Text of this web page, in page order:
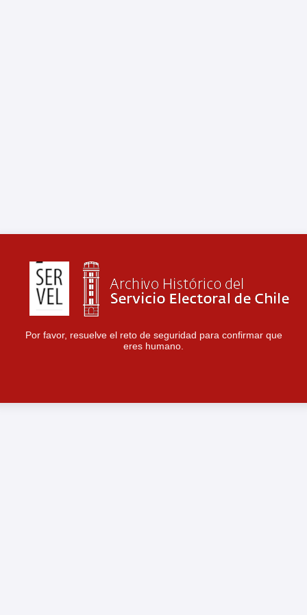
Por favor, resuelve el reto de seguridad para confirmar que
eres humano.